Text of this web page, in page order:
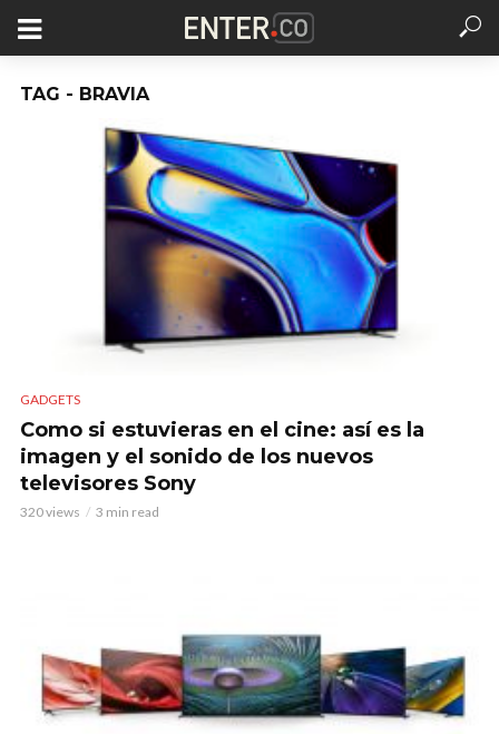
TAG - BRAVIA
GADGETS
Como si estuvieras en el cine: así es la
imagen y el sonido de los nuevos
televisores Sony
320 views 3 min read